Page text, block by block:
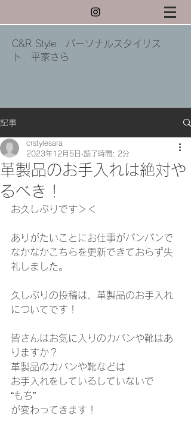
C&R Style パーソナルスタイリス
ト 平家さら
記事
革製品のお手入れは絶対や
るべき！
crstylesara
2023年12月5日 読了時間: 2分
お久しぶりです＞＜
ありがたいことにお仕事がパンパンで
なかなかこちらを更新できておらず失
礼しました。
久しぶりの投稿は、革製品のお手入れ
についてです！
皆さんはお気に入りのカバンや靴はあ
りますか？
革製品のカバンや靴などは
お手入れをしているしていないで
“もち”
が変わってきます！